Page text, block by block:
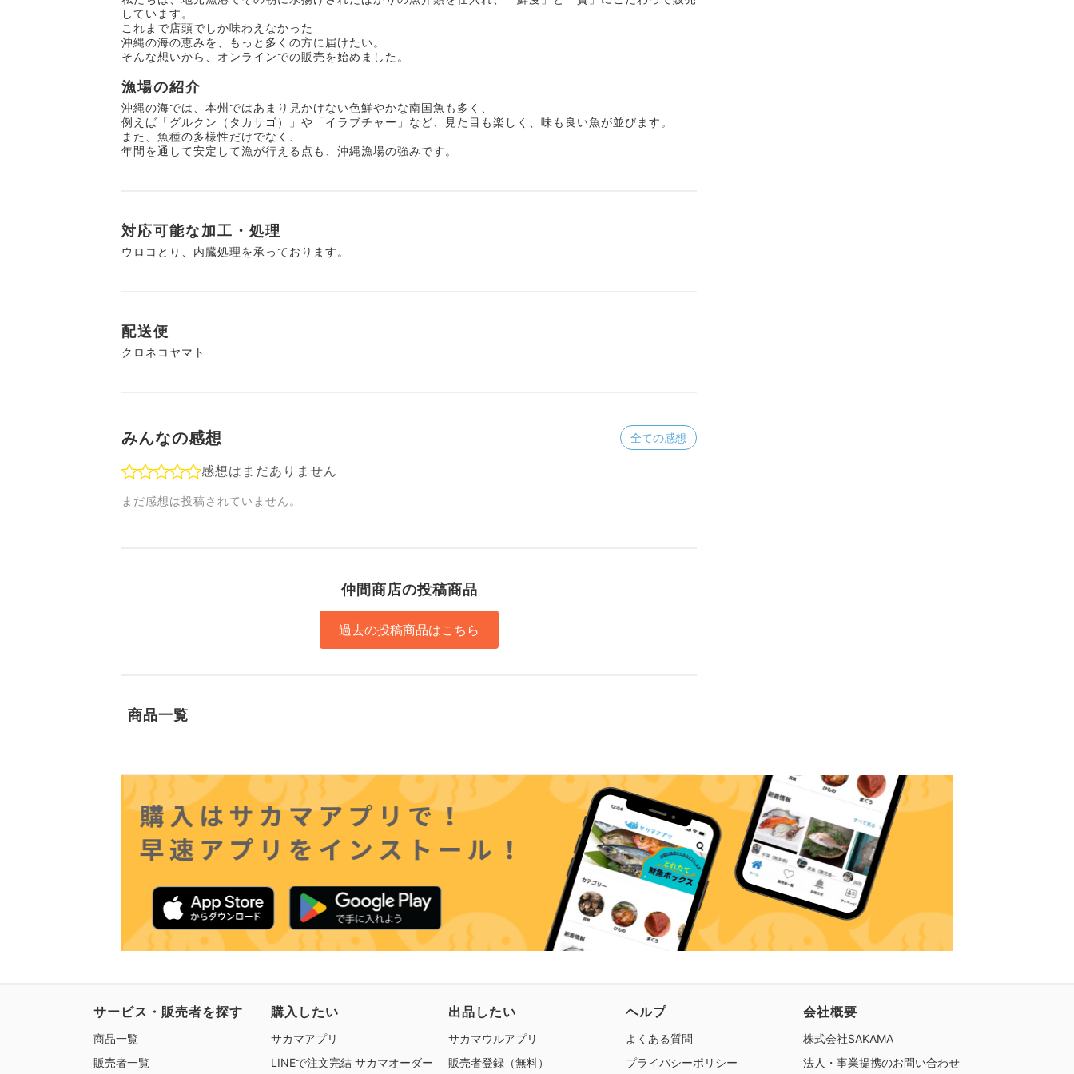
しています。
これまで店頭でしか味わえなかった
沖縄の海の恵みを、もっと多くの方に届けたい。
そんな想いから、オンラインでの販売を始めました。
漁場の紹介
沖縄の海では、本州ではあまり見かけない色鮮やかな南国魚も多く、
例えば「グルクン（タカサゴ）」や「イラブチャー」など、見た目も楽しく、味も良い魚が並びます。
また、魚種の多様性だけでなく、
年間を通して安定して漁が行える点も、沖縄漁場の強みです。
対応可能な加工・処理
ウロコとり、内臓処理を承っております。
配送便
クロネコヤマト
みんなの感想 全ての感想
感想はまだありません
まだ感想は投稿されていません。
仲間商店の投稿商品
過去の投稿商品はこちら
商品一覧
サービス・販売者を探す
商品一覧
販売者一覧
購入したい
サカマアプリ
LINEで注文完結 サカマオーダー
出品したい
サカマウルアプリ
販売者登録（無料）
ヘルプ
よくある質問
プライバシーポリシー
会社概要
株式会社SAKAMA
法人・事業提携のお問い合わせ